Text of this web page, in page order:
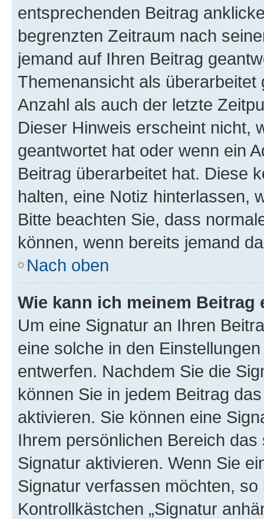
entsprechenden Beitrag
begrenzten Zeitraum nach
jemand auf Ihren Beitrag
Themenansicht als
Anzahl als auch der letzte
Dieser Hinweis erscheint nicht,
geantwortet hat oder wenn ein
Beitrag überarbeitet hat. Diese
halten, eine Notiz hinterlassen,
Bitte beachten Sie, dass
können, wenn bereits jemand
Nach oben
Wie kann ich meinem
Um eine Signatur an Ihren
eine solche in den
entwerfen. Nachdem Sie die
können Sie in jedem Beitrag
aktivieren. Sie können eine
Ihrem persönlichen Bereich
Signatur aktivieren. Wenn Sie
Signatur verfassen möchten,
Kontrollkästchen „Signatur